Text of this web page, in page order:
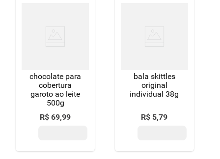
chocolate para
cobertura
garoto ao leite
500g
R$ 69,99
bala skittles
original
individual 38g
R$ 5,79